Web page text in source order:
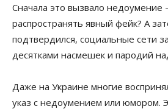
Сначала это вызвало недоумение
распространять явный фейк? А
подтвердился, социальные сети
десятками насмешек и пародий
Даже на Украине многие
указ с недоумением или юмором.